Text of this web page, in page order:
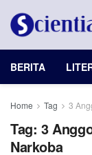
BERITA
Home Tag 3
Tag: 3
Narkoba